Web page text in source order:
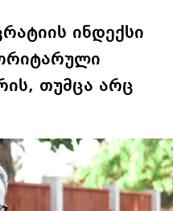
ინდექსი
თუმცა არც